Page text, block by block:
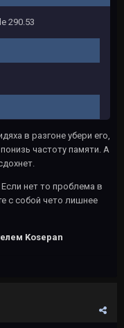
290.53
в разгоне убери его,
частоту памяти. А
нет то проблема в
с собой чето лишнее
Kosepan